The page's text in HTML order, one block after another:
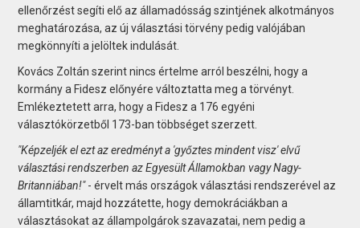
ellenőrzést segíti elő az államadósság szintjének alkotmányos
meghatározása, az új választási törvény pedig valójában
megkönnyíti a jelöltek indulását.
Kovács Zoltán szerint nincs értelme arról beszélni, hogy a
kormány a Fidesz előnyére változtatta meg a törvényt.
Emlékeztetett arra, hogy a Fidesz a 176 egyéni
választókörzetből 173-ban többséget szerzett.
"Képzeljék el ezt az eredményt a 'győztes mindent visz' elvű
választási rendszerben az Egyesült Államokban vagy Nagy-
Britanniában!"- érvelt más országok választási rendszerével az
államtitkár, majd hozzátette, hogy demokráciákban a
választásokat az állampolgárok szavazatai, nem pedig a